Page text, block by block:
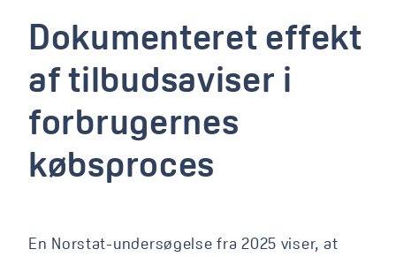
Dokumenteret effekt
Dokumentereteffekt
aftilbudsaviser i
forbrugernes
købsproces
En Norstat-undersøgelse fra 2025 viser, at